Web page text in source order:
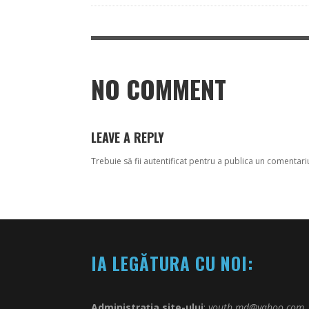
NO COMMENT
LEAVE A REPLY
Trebuie să fii autentificat pentru a publica un
IA LEGĂTURA CU NOI: